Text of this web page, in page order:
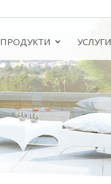
ПРОДУКТИ УСЛУГИ